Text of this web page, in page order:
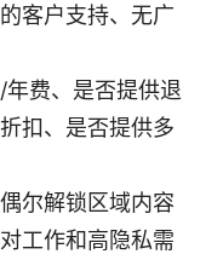
客户支持、无广
费、是否提供退
扣、是否提供多
尔解锁区域内容
工作和高隐私需